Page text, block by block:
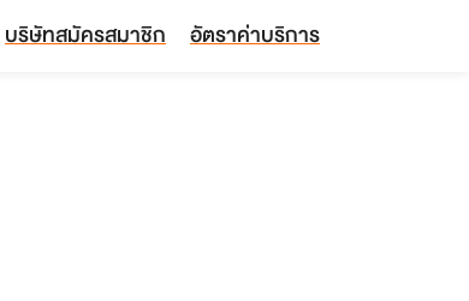
บริษัทสมัครสมาชิก อัตราค่าบริการ